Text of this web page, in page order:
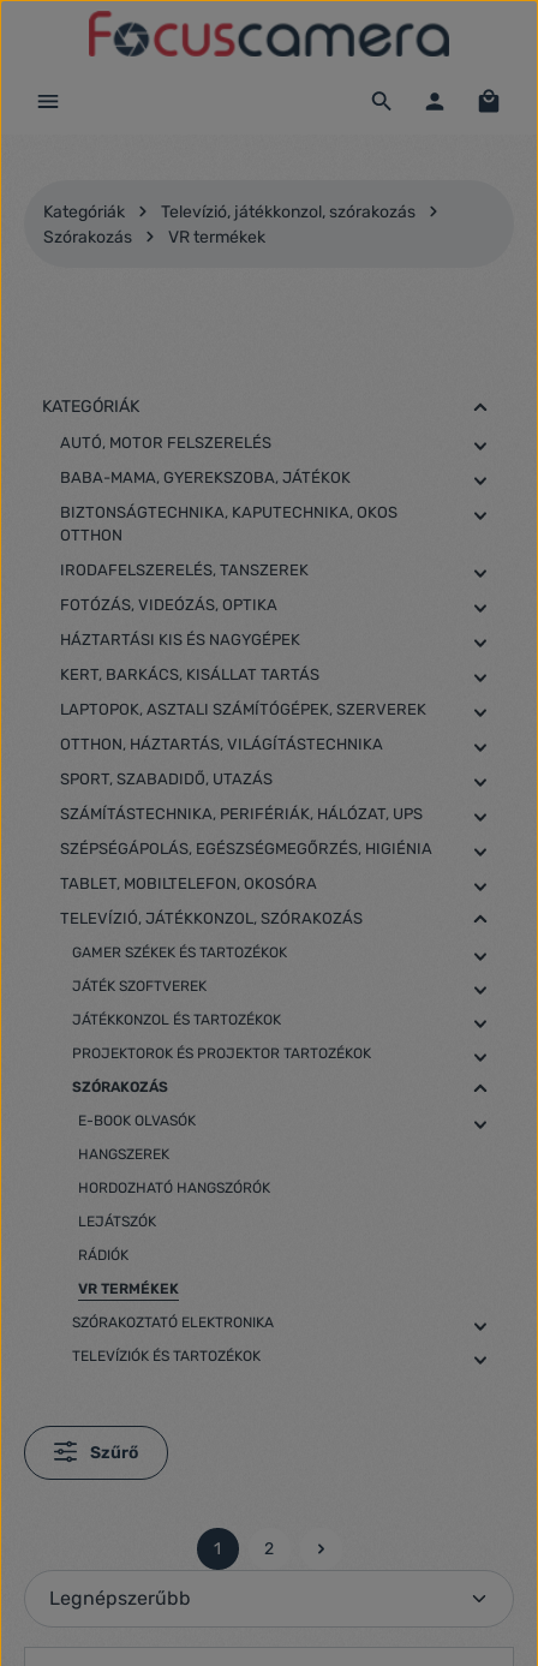
Ugrás a fő tartalomra
Kategóriák
Televízió, játékkonzol, szórakozás
Szórakozás
VR termékek
KATEGÓRIÁK
AUTÓ, MOTOR FELSZERELÉS
BABA-MAMA, GYEREKSZOBA, JÁTÉKOK
BIZTONSÁGTECHNIKA, KAPUTECHNIKA, OKOS
OTTHON
IRODAFELSZERELÉS, TANSZEREK
FOTÓZÁS, VIDEÓZÁS, OPTIKA
HÁZTARTÁSI KIS ÉS NAGYGÉPEK
KERT, BARKÁCS, KISÁLLAT TARTÁS
LAPTOPOK, ASZTALI SZÁMÍTÓGÉPEK, SZERVEREK
OTTHON, HÁZTARTÁS, VILÁGÍTÁSTECHNIKA
SPORT, SZABADIDŐ, UTAZÁS
SZÁMÍTÁSTECHNIKA, PERIFÉRIÁK, HÁLÓZAT, UPS
SZÉPSÉGÁPOLÁS, EGÉSZSÉGMEGŐRZÉS, HIGIÉNIA
TABLET, MOBILTELEFON, OKOSÓRA
TELEVÍZIÓ, JÁTÉKKONZOL, SZÓRAKOZÁS
GAMER SZÉKEK ÉS TARTOZÉKOK
JÁTÉK SZOFTVEREK
JÁTÉKKONZOL ÉS TARTOZÉKOK
PROJEKTOROK ÉS PROJEKTOR TARTOZÉKOK
SZÓRAKOZÁS
E-BOOK OLVASÓK
HANGSZEREK
HORDOZHATÓ HANGSZÓRÓK
LEJÁTSZÓK
RÁDIÓK
VR TERMÉKEK
SZÓRAKOZTATÓ ELEKTRONIKA
TELEVÍZIÓK ÉS TARTOZÉKOK
Szűrő
Oldal
1
Oldal
2